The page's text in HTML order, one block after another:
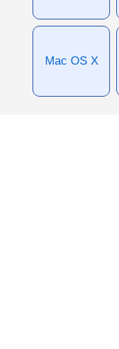
Mac OS X